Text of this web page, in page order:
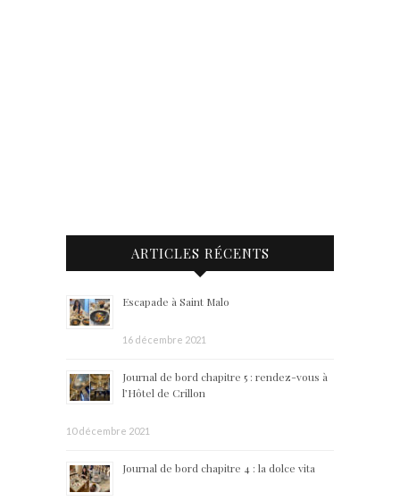
ARTICLES RÉCENTS
Escapade à Saint Malo
16 décembre 2021
Journal de bord chapitre 5 : rendez-vous à
l’Hôtel de Crillon
10 décembre 2021
Journal de bord chapitre 4 : la dolce vita